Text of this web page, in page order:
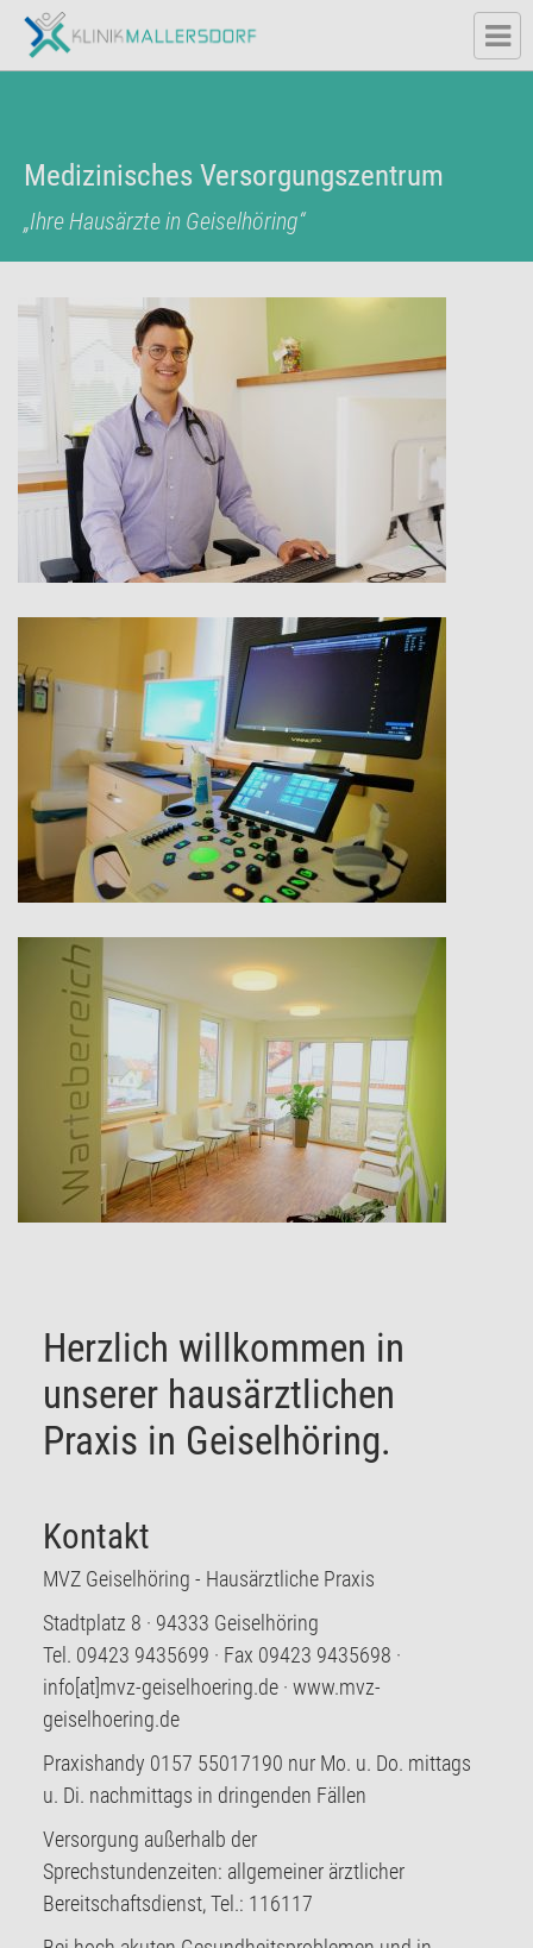
Medizinisches Versorgungszentrum
„Ihre Hausärzte in Geiselhöring“
Herzlich willkommen in
unserer hausärztlichen
Praxis in Geiselhöring.
Kontakt
MVZ Geiselhöring - Hausärztliche Praxis
Stadtplatz 8 · 94333 Geiselhöring
Tel. 09423 9435699 · Fax 09423 9435698 ·
info[at]mvz-geiselhoering.de · www.mvz-
geiselhoering.de
Praxishandy 0157 55017190 nur Mo. u. Do. mittags
u. Di. nachmittags in dringenden Fällen
Versorgung außerhalb der
Sprechstundenzeiten: allgemeiner ärztlicher
Bereitschaftsdienst, Tel.: 116117